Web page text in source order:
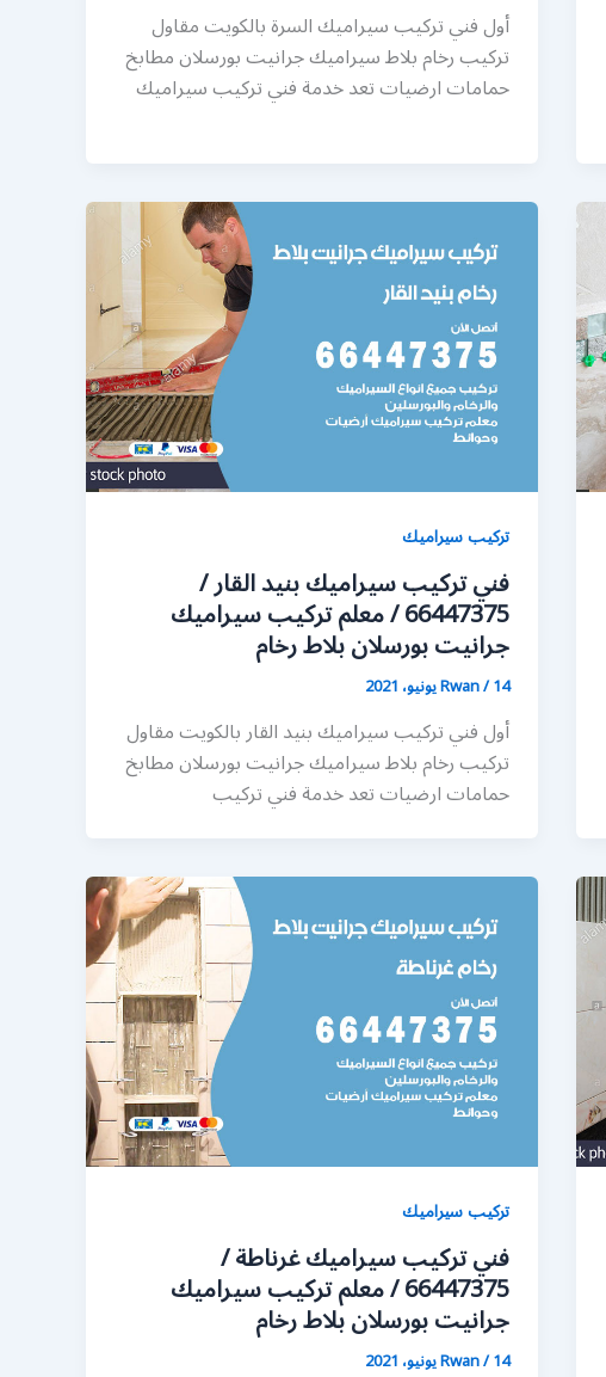
أول فني تركيب سيراميك السرة بالكويت مقاول
تركيب رخام بلاط سيراميك جرانيت بورسلان مطابخ
حمامات ارضيات تعد خدمة فني تركيب سيراميك
تركيب سيراميك
فني تركيب سيراميك بنيد القار /
66447375 / معلم تركيب سيراميك
جرانيت بورسلان بلاط رخام
Rwan/14 يونيو، 2021
أول فني تركيب سيراميك بنيد القار بالكويت مقاول
تركيب رخام بلاط سيراميك جرانيت بورسلان مطابخ
حمامات ارضيات تعد خدمة فني تركيب
تركيب سيراميك
فني تركيب سيراميك غرناطة /
66447375 / معلم تركيب سيراميك
جرانيت بورسلان بلاط رخام
Rwan/14 يونيو، 2021